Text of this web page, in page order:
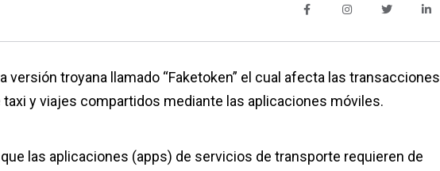
versión troyana llamado “Faketoken” el cual afecta las transacciones
y viajes compartidos mediante las aplicaciones móviles.
las aplicaciones (apps) de servicios de transporte requieren de